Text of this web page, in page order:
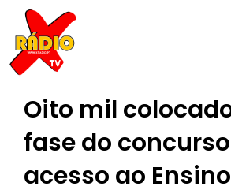
content
Oito mil
fase do
acesso ao Ensino